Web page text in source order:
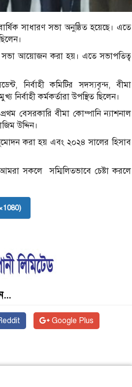
সাধারণ সভা অনুষ্ঠিত হয়েছে। এতে
সভা আয়োজন করা হয়। এতে সভাপতিত্ব
নির্বাহী কমিটির সদস্যবৃন্দ, বীমা
কর্মকর্তারা উপস্থিত ছিলেন।
বেসরকারি বীমা কোম্পানি ন্যাশনাল
উদ্দিন।
করা হয় এবং ২০২৪ সালের হিসাব
সকলে সম্মিলিতভাবে চেষ্টা করলে
Google Plus